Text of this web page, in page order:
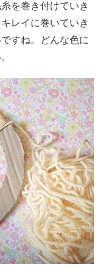
を巻き付けていき
レイに巻いていき
すね。どんな色に